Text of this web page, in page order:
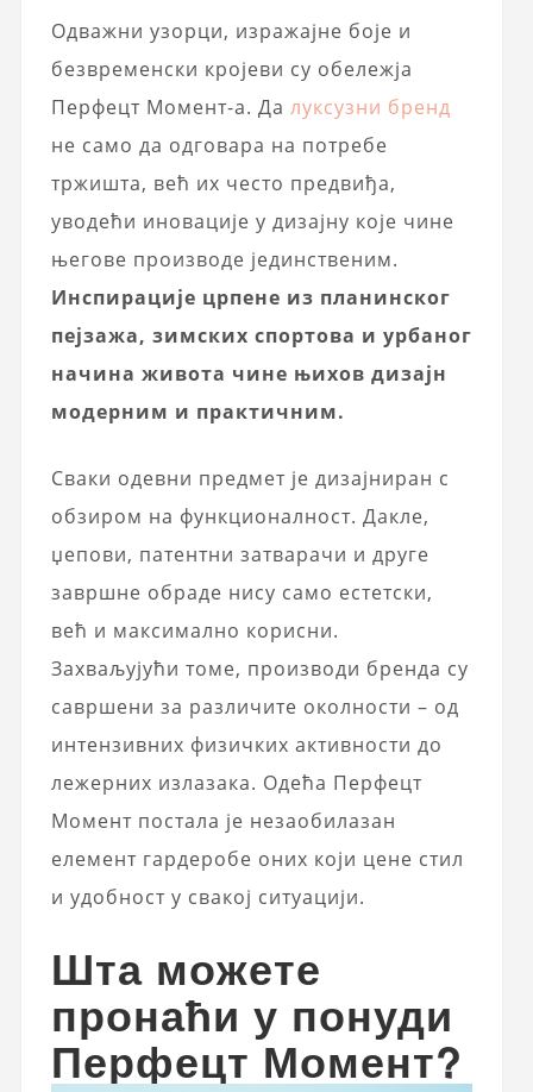
Одважни узорци, изражајне боје и
безвременски кројеви су обележја
Перфецт Момент-а. Да луксузни бренд
не само да одговара на потребе
тржишта, већ их често предвиђа,
уводећи иновације у дизајну које чине
његове производе јединственим.
Инспирације црпене из планинског
пејзажа, зимских спортова и урбаног
начина живота чине њихов дизајн
модерним и практичним.
Сваки одевни предмет је дизајниран с
обзиром на функционалност. Дакле,
џепови, патентни затварачи и друге
завршне обраде нису само естетски,
већ и максимално корисни.
Захваљујући томе, производи бренда су
савршени за различите околности – од
интензивних физичких активности до
лежерних излазака. Одећа Перфецт
Момент постала је незаобилазан
елемент гардеробе оних који цене стил
и удобност у свакој ситуацији.
Шта можете
пронаћи у понуди
Перфецт Момент?